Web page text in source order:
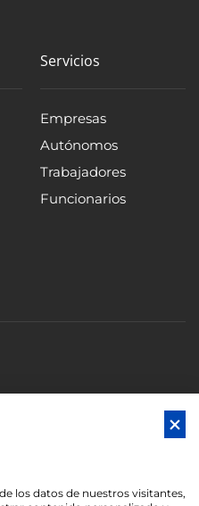
Servicios
Empresas
Autónomos
Trabajadores
Funcionarios
los datos de nuestros visitantes,